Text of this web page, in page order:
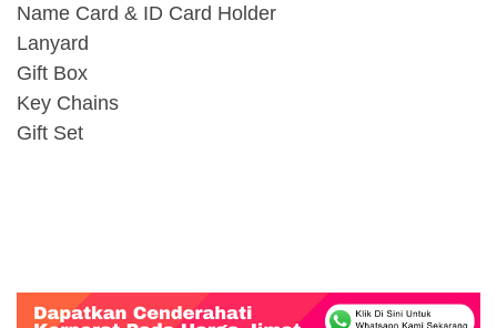
Name Card & ID Card Holder
Lanyard
Gift Box
Key Chains
Gift Set